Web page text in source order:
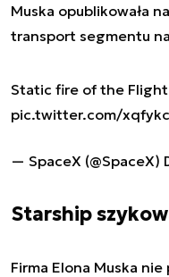
Muska opublikowała
transport segmentu
Static fire of the
pic.twitter.com/
— SpaceX (@SpaceX)
Starship
Firma Elona Muska